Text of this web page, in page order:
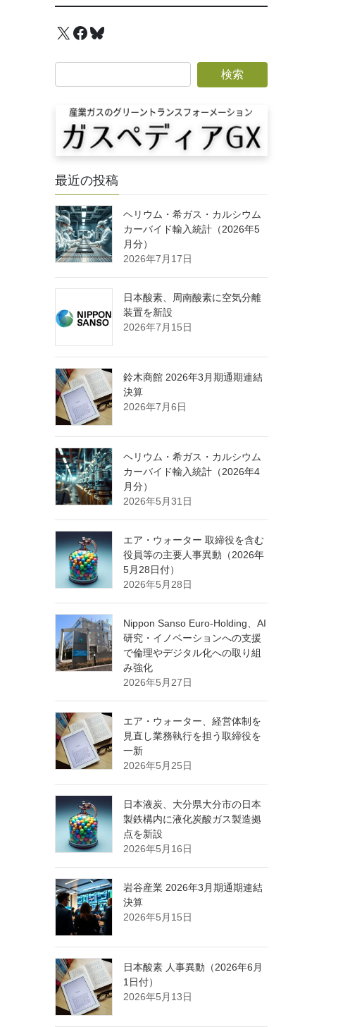
X Facebook
Bluesky
最近の投稿
ヘリウム・希ガス・カルシウム
カーバイド輸入統計（2026年5
月分）
2026年7月17日
日本酸素、周南酸素に空気分離
装置を新設
2026年7月15日
鈴木商館 2026年3月期通期連結
決算
2026年7月6日
ヘリウム・希ガス・カルシウム
カーバイド輸入統計（2026年4
月分）
2026年5月31日
エア・ウォーター 取締役を含む
役員等の主要人事異動（2026年
5月28日付）
2026年5月28日
Nippon Sanso Euro-Holding、AI
研究・イノベーションへの支援
で倫理やデジタル化への取り組
み強化
2026年5月27日
エア・ウォーター、経営体制を
見直し業務執行を担う取締役を
一新
2026年5月25日
日本液炭、大分県大分市の日本
製鉄構内に液化炭酸ガス製造拠
点を新設
2026年5月16日
岩谷産業 2026年3月期通期連結
決算
2026年5月15日
日本酸素 人事異動（2026年6月
1日付）
2026年5月13日